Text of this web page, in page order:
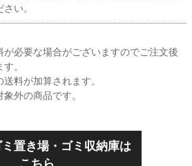
い。
必要な場合がございますのでご注文後
。
料が加算されます。
外の商品です。
置き場・ゴミ収納庫は